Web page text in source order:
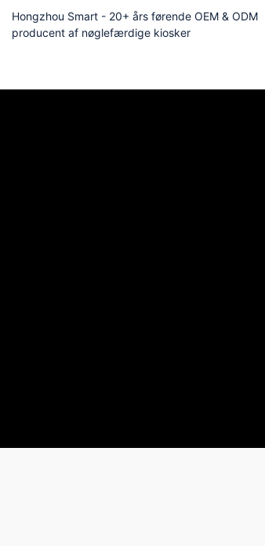
Hongzhou Smart - 20+ års førende OEM & ODM
producent af nøglefærdige kiosker